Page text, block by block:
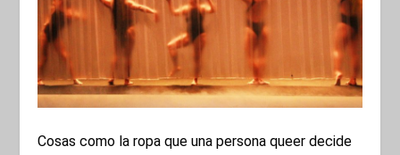
Cosas como la ropa que una persona queer decide